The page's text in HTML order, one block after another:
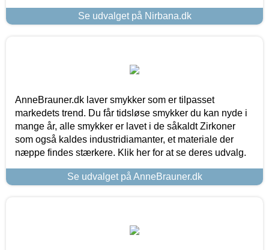
Se udvalget på Nirbana.dk
AnneBrauner.dk laver smykker som er tilpasset
markedets trend. Du får tidsløse smykker du kan nyde i
mange år, alle smykker er lavet i de såkaldt Zirkoner
som også kaldes industridiamanter, et materiale der
næppe findes stærkere. Klik her for at se deres udvalg.
Se udvalget på AnneBrauner.dk